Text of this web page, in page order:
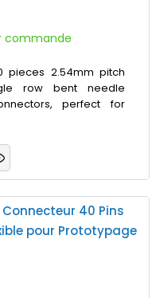
commande
pieces 2.54mm pitch
row bent needle
perfect for
40 Pins
pour Prototypage